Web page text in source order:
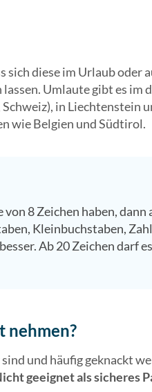
sich diese im Urlaub oder
Umlaute gibt es im
in Liechtenstein
wie Belgien und Südtirol.
8 Zeichen haben, dann
Kleinbuchstaben,
Ab 20 Zeichen darf
nehmen?
und häufig geknackt
geeignet als sicheres